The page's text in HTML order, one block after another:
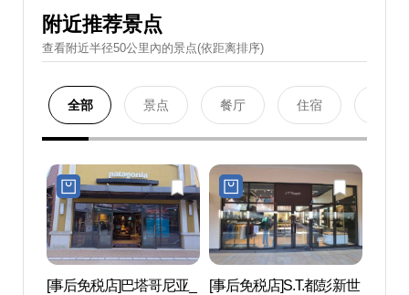
附近推荐景点
查看附近半径50公里內的景点(依距离排序)
全部 景点 餐厅 住宿
[事后免税店]巴塔哥尼亚_
[事后免税店]S.T.都彭新世